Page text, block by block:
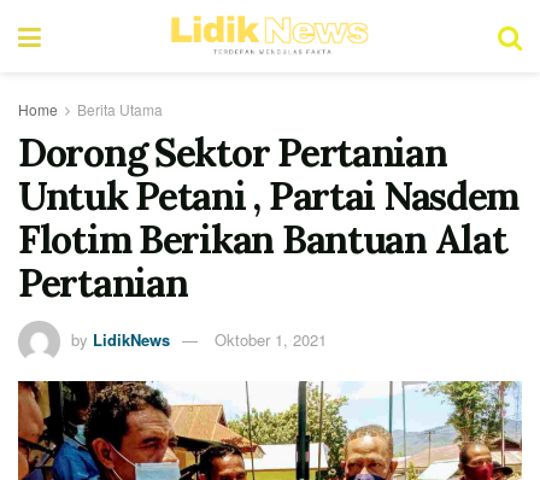
Home Berita Utama
Dorong Sektor Pertanian
Untuk Petani , Partai Nasdem
Flotim Berikan Bantuan Alat
Pertanian
by LidikNews Oktober 1, 2021